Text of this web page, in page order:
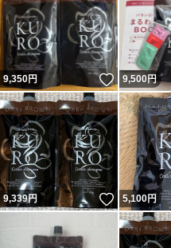
9,350円 いいね！
9,500円
9,339円 いいね！
5,100円